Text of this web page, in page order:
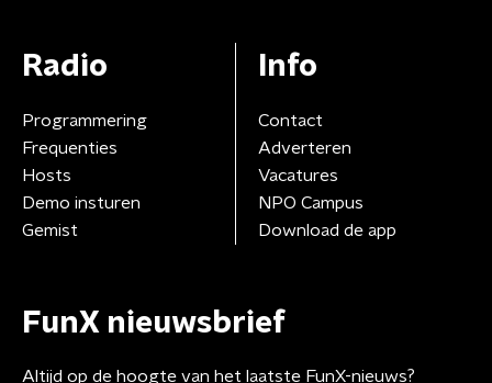
Radio
Programmering
Frequenties
Hosts
Demo insturen
Gemist
Info
Contact
Adverteren
Vacatures
NPO Campus
Download de app
FunX nieuwsbrief
Altijd op de hoogte van het laatste FunX-nieuws?